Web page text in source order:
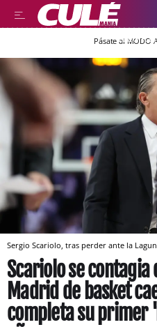
LLEGIR
Pásate al MODO
Sergio Scariolo, tras perder ante la
Scariolo se contagia
Madrid de basket
completa su primer